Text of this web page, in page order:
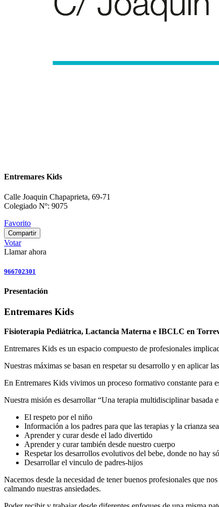
Entremares Kids
Calle Joaquin Chapaprieta, 69-71
Colegiado Nº: 9075
Favorito
Compartir
Votar
Llamar ahora
966702301
Presentación
Entremares Kids
Fisioterapia Pediátrica, Lactancia Materna e IBCLC en
Entremares Kids es un espacio compuesto de profesionales
Nuestras máximas se basan en respetar su desarrollo y en aplicar
En Entremares Kids vivimos un proceso formativo constante para
Nuestra misión es desarrollar “Una terapia multidisciplinar basada
El respeto por el niño
Información a los padres para que las terapias y la crianza
Aprender y curar desde el lado divertido
Aprender y curar también desde nuestro cuerpo
Respetar los desarrollos evolutivos del bebe, donde no hay
Desarrollar el vinculo de padres-hijos
Nacemos desde la necesidad de tener buenos profesionales que
calmando nuestras ansiedades.